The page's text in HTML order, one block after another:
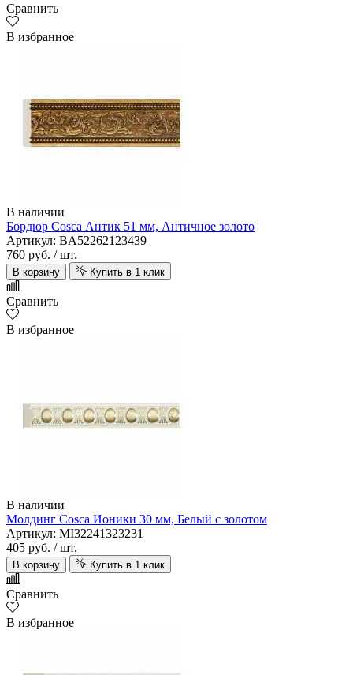
Сравнить
В избранное
В наличии
Бордюр Cosca Антик 51 мм, Античное золото
Артикул: BA52262123439
760 руб. / шт.
В корзину Купить в 1 клик
Сравнить
В избранное
В наличии
Молдинг Cosca Ионики 30 мм, Белый с золотом
Артикул: MI32241323231
405 руб. / шт.
В корзину Купить в 1 клик
Сравнить
В избранное